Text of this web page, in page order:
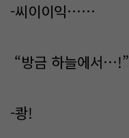
-씨이이익……
“방금 하늘에서…!”
-쾅!